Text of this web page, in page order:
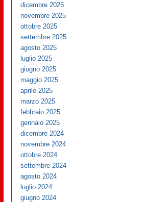
dicembre 2025
novembre 2025
ottobre 2025
settembre 2025
agosto 2025
luglio 2025
giugno 2025
maggio 2025
aprile 2025
marzo 2025
febbraio 2025
gennaio 2025
dicembre 2024
novembre 2024
ottobre 2024
settembre 2024
agosto 2024
luglio 2024
giugno 2024